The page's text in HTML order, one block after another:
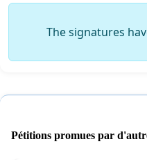
The signatures
Pétitions promues par